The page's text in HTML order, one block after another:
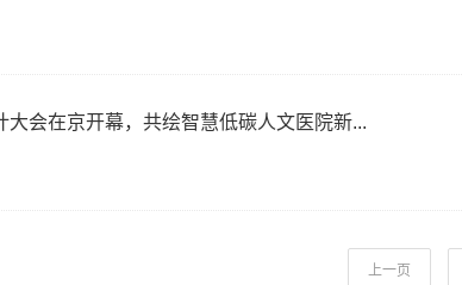
大会在京开幕，共绘智慧低碳人文医院新...
上一页